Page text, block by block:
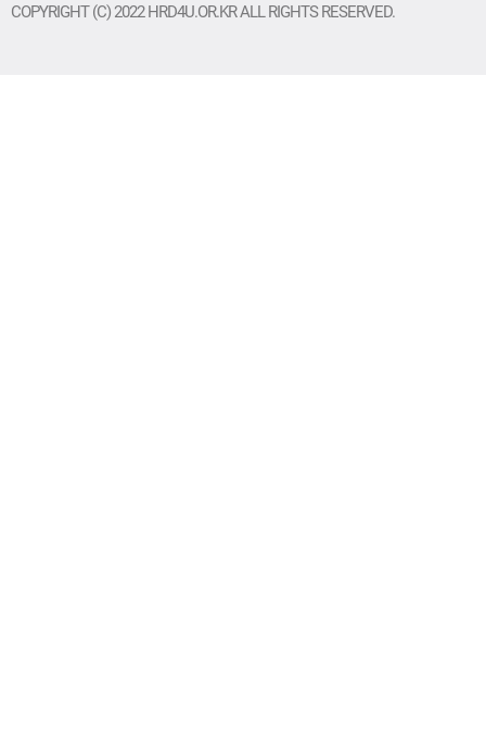
COPYRIGHT (C) 2022 HRD4U.OR.KR ALL RIGHTS RESERVED.